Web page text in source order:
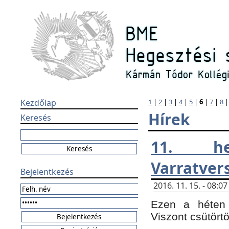
Kezdőlap
Keresés
Bejelentkezés
1 | 2 | 3 | 4| 5 | 6 | 7 | 8
Hírek
11.
2016. 11. 15. -
Ezen a héten
Viszont